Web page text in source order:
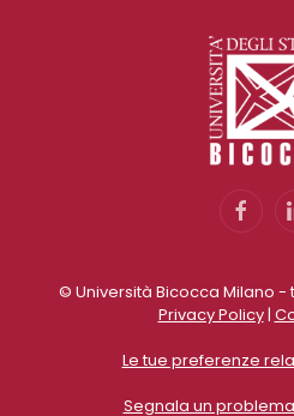
© Università Bicocca Milano -
Privacy Policy|
Le tue preferenze
Segnala un